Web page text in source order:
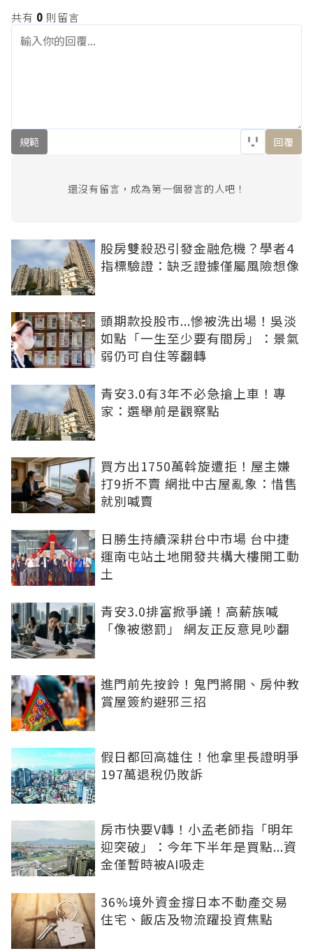
共有 0 則留言
規範 回覆
還沒有留言，成為第一個發言的人吧！
股房雙殺恐引發金融危機？學者4
指標驗證：缺乏證據僅屬風險想像
頭期款投股市...慘被洗出場！吳淡
如點「一生至少要有間房」：景氣
弱仍可自住等翻轉
青安3.0有3年不必急搶上車！專
家：選舉前是觀察點
買方出1750萬斡旋遭拒！屋主嫌
打9折不賣 網批中古屋亂象：惜售
就別喊賣
日勝生持續深耕台中市場 台中捷
運南屯站土地開發共構大樓開工動
土
青安3.0排富掀爭議！高薪族喊
「像被懲罰」 網友正反意見吵翻
進門前先按鈴！鬼門將開、房仲教
賞屋簽約避邪三招
假日都回高雄住！他拿里長證明爭
197萬退稅仍敗訴
房市快要V轉！小孟老師指「明年
迎突破」：今年下半年是買點...資
金僅暫時被AI吸走
36%境外資金撐日本不動產交易
住宅、飯店及物流躍投資焦點